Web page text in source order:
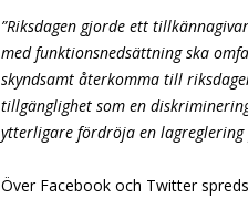
”Riksdagen gjorde ett
med funktionsnedsättning ska
skyndsamt återkomma till
tillgänglighet som en
ytterligare fördröja en lagreglering
Över Facebook och Twitter